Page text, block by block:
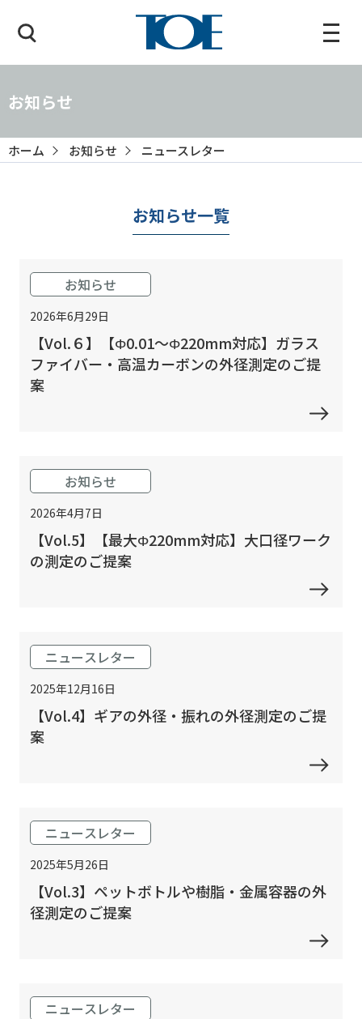
お知らせ
ホーム お知らせ ニュースレター
お知らせ一覧
お知らせ
2026年6月29日
【Vol.６】【Φ0.01～Φ220mm対応】ガラス
ファイバー・高温カーボンの外径測定のご提
案
お知らせ
2026年4月7日
【Vol.5】【最大Φ220mm対応】大口径ワーク
の測定のご提案
ニュースレター
2025年12月16日
【Vol.4】ギアの外径・振れの外径測定のご提
案
ニュースレター
2025年5月26日
【Vol.3】ペットボトルや樹脂・金属容器の外
径測定のご提案
ニュースレター